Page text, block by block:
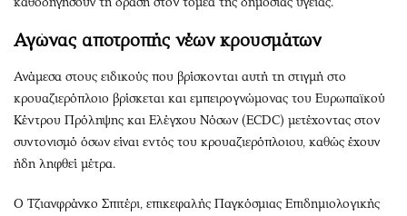
Αγώνας αποτροπής νέων κρουσμάτων
Ανάμεσα στους ειδικούς που βρίσκονται αυτή τη στιγμή στο
κρουαζιερόπλοιο βρίσκεται και εμπειρογνώμονας του Ευρωπαϊκού
Κέντρου Πρόληψης και Ελέγχου Νόσων (ECDC) μετέχοντας στον
συντονισμό όσων είναι εντός του κρουαζιερόπλοιου, καθώς έχουν
ήδη ληφθεί μέτρα.
Ο Τζιανφράνκο Σπιτέρι, επικεφαλής Παγκόσμιας Επιδημιολογικής